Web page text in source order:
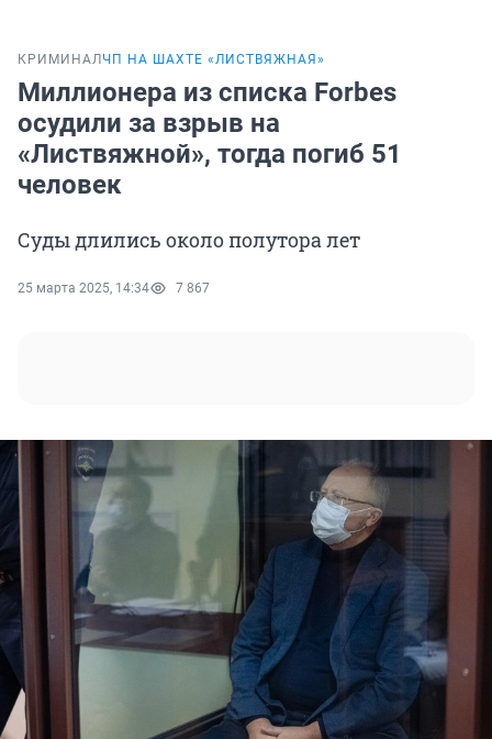
КРИМИНАЛЧП НА ШАХТЕ «ЛИСТВЯЖНАЯ»
Миллионера из списка Forbes
осудили за взрыв на
«Листвяжной», тогда погиб 51
человек
Суды длились около полутора лет
25 марта 2025, 14:34 7 867